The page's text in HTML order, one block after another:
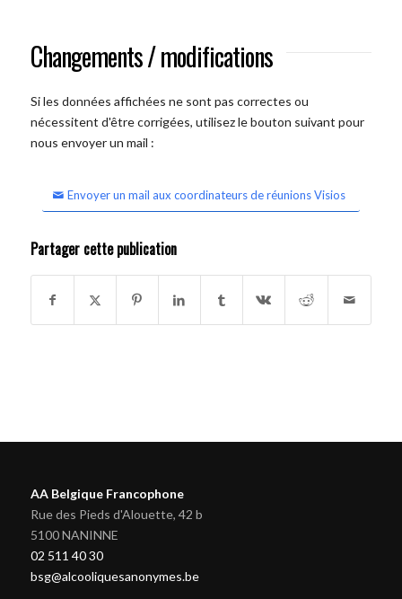
Changements / modifications
Si les données affichées ne sont pas correctes ou
nécessitent d'être corrigées, utilisez le bouton suivant pour
nous envoyer un mail :
Envoyer un mail aux coordinateurs de réunions Visios
Partager cette publication
AA Belgique Francophone
Rue des Pieds d'Alouette, 42 b
5100 NANINNE
02 511 40 30
bsg@alcooliquesanonymes.be